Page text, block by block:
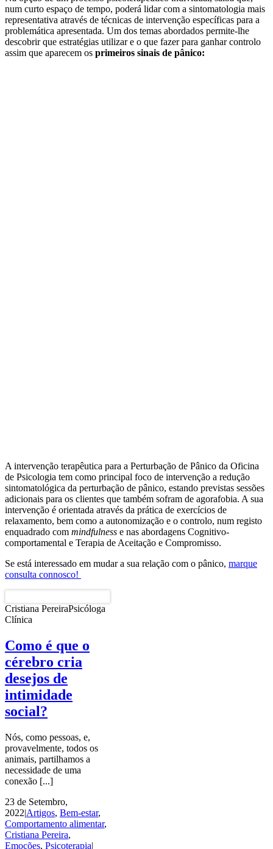
num curto espaço de tempo, poderá lidar com a sintomatologia mais
representativa através de técnicas de intervenção específicas para a
problemática apresentada. Um dos temas abordados permite-lhe
descobrir que estratégias utilizar e o que fazer para ganhar controlo
assim que aparecem os primeiros sinais de pânico:
A intervenção terapêutica para a Perturbação de Pânico da Oficina
de Psicologia tem como principal foco de intervenção a redução
sintomatológica da perturbação de pânico, estando previstas sessões
adicionais para os clientes que também sofram de agorafobia. A sua
intervenção é orientada através da prática de exercícios de
relaxamento, bem como a autonomização e o controlo, num registo
enquadrado com mindfulness e nas abordagens Cognitivo-
comportamental e Terapia de Aceitação e Compromisso.
Se está interessado em mudar a sua relação com o pânico, marque
consulta connosco!
Cristiana PereiraPsicóloga
Clínica
Como é que o
cérebro cria
desejos de
intimidade
social?
Nós, como pessoas, e,
provavelmente, todos os
animais, partilhamos a
necessidade de uma
conexão [...]
23 de Setembro,
2022|Artigos, Bem-estar,
Comportamento alimentar,
Cristiana Pereira,
Emoções, Psicoterapia|